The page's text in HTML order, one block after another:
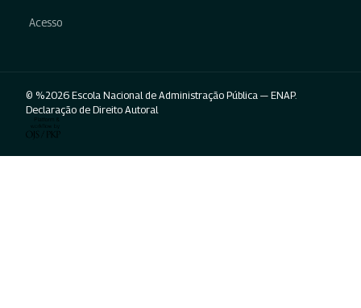
Acesso
© %2026 Escola Nacional de Administração Pública — ENAP.
Declaração de Direito Autoral